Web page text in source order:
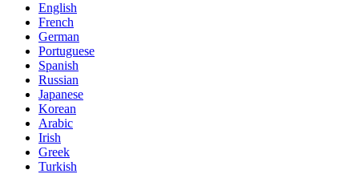
English
French
German
Portuguese
Spanish
Russian
Japanese
Korean
Arabic
Irish
Greek
Turkish